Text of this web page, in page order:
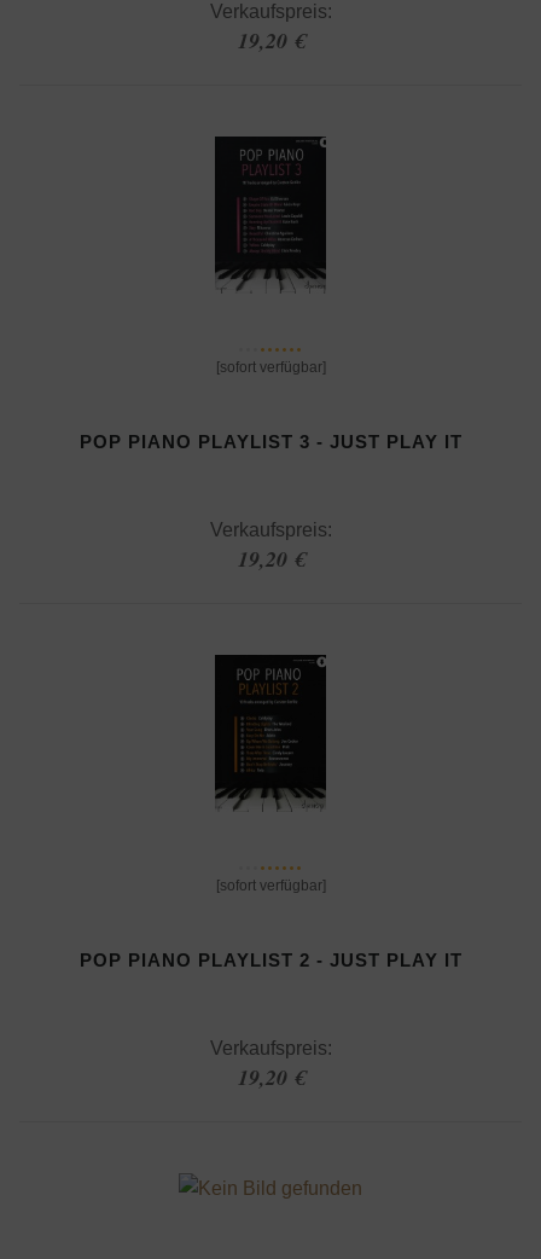
Verkaufspreis:
19,20 €
[sofort verfügbar]
POP PIANO PLAYLIST 3 - JUST PLAY IT
Verkaufspreis:
19,20 €
[sofort verfügbar]
POP PIANO PLAYLIST 2 - JUST PLAY IT
Verkaufspreis:
19,20 €